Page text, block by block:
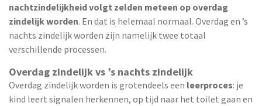
nachtzindelijkheid volgt zelden meteen op overdag
zindelijk worden. En dat is helemaal normaal. Overdag en ’s
nachts zindelijk worden zijn namelijk twee totaal
verschillende processen.
Overdag zindelijk vs ’s nachts zindelijk
Overdag zindelijk worden is grotendeels een leerproces: je
kind leert signalen herkennen, op tijd naar het toilet gaan en